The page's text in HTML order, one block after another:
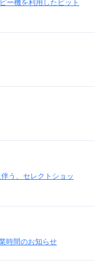
ー機を利用したビット
う、セレクトショッ
時間のお知らせ